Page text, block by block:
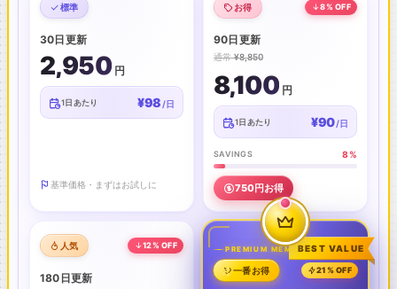
標準
30日更新
2,950 円
1日あたり ¥98/日
基準価格・まずはお試しに
お得 8% OFF
90日更新
通常¥8,850
8,100 円
1日あたり ¥90/日
SAVINGS 8%
750円お得
人気 12% OFF
180日更新
BEST VALUE
PREMIUM MEMBER
一番お得 21% OFF